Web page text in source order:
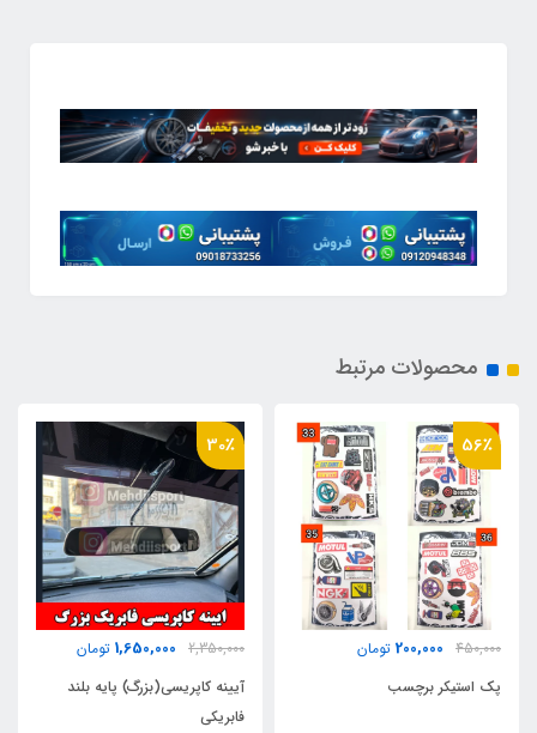
محصولات مرتبط
30٪
2,350,000
1,650,000
آیینه کاپریسی(بزرگ) پایه بلند
32٪
850,000
580,000 تومان
روپدال اسپرت یزدی طرح ** RC **